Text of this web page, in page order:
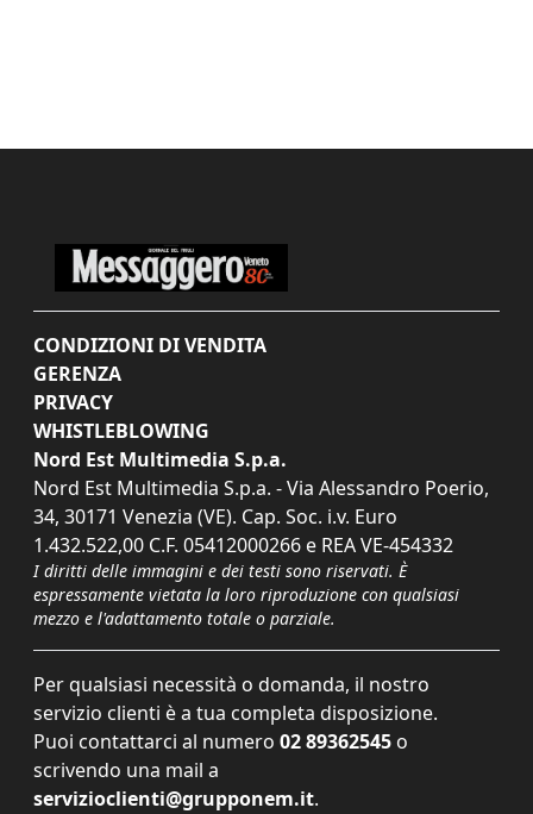
CONDIZIONI DI VENDITA
GERENZA
PRIVACY
WHISTLEBLOWING
Nord Est Multimedia S.p.a.
Nord Est Multimedia S.p.a. - Via Alessandro Poerio,
34, 30171 Venezia (VE). Cap. Soc. i.v. Euro
1.432.522,00 C.F. 05412000266 e REA VE-454332
I diritti delle immagini e dei testi sono riservati. È
espressamente vietata la loro riproduzione con qualsiasi
mezzo e l'adattamento totale o parziale.
Per qualsiasi necessità o domanda, il nostro
servizio clienti è a tua completa disposizione.
Puoi contattarci al numero 02 89362545 o
scrivendo una mail a
servizioclienti@grupponem.it.